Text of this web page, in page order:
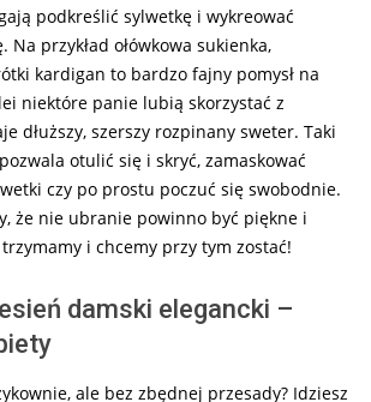
podkreślić sylwetkę i wykreować
Na przykład ołówkowa sukienka,
kardigan to bardzo fajny pomysł na
niektóre panie lubią skorzystać z
dłuższy, szerszy rozpinany sweter. Taki
otulić się i skryć, zamaskować
czy po prostu poczuć się swobodnie.
że nie ubranie powinno być piękne i
i chcemy przy tym zostać!
damski elegancki –
ale bez zbędnej przesady? Idziesz